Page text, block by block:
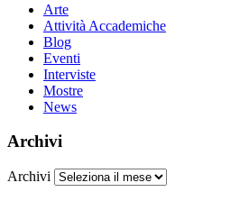
Arte
Attività Accademiche
Blog
Eventi
Interviste
Mostre
News
Archivi
Archivi